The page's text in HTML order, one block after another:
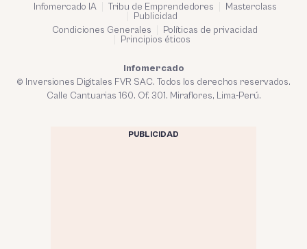
Infomercado IA Tribu de Emprendedores
Masterclass
Publicidad
Condiciones Generales
Políticas de privacidad
Principios éticos
Infomercado
© Inversiones Digitales FVR SAC. Todos los derechos reservados.
Calle Cantuarias 160. Of. 301. Miraflores, Lima-Perú.
PUBLICIDAD